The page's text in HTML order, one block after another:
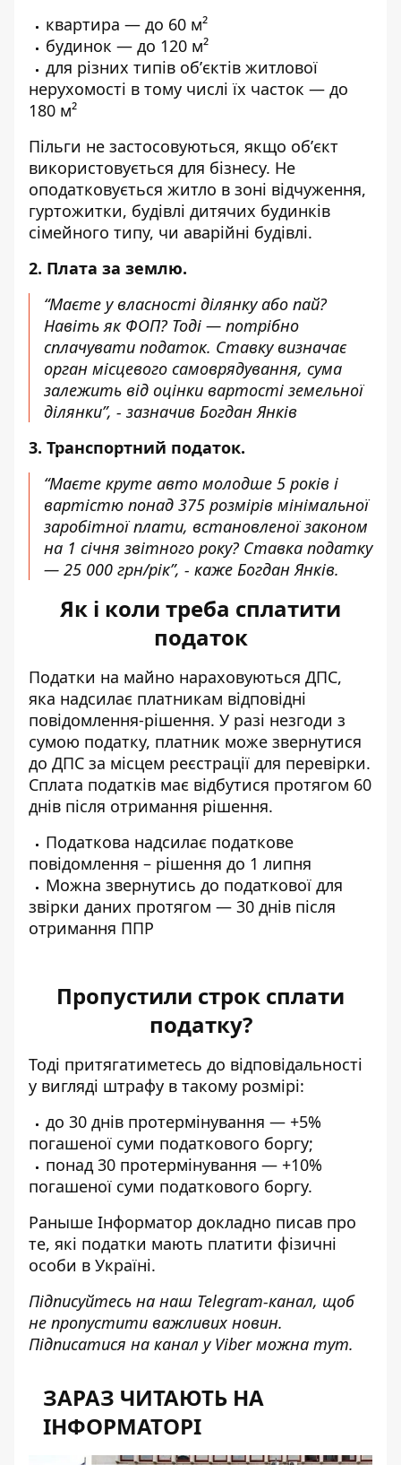
квартира — до 60 м²
будинок — до 120 м²
для різних типів обʼєктів житлової
нерухомості в тому числі їх часток — до
180 м²
Пільги не застосовуються, якщо обʼєкт
використовується для бізнесу. Не
оподатковується житло в зоні відчуження,
гуртожитки, будівлі дитячих будинків
сімейного типу, чи аварійні будівлі.
2. Плата за землю.
“Маєте у власності ділянку або пай?
Навіть як ФОП? Тоді — потрібно
сплачувати податок. Ставку визначає
орган місцевого самоврядування, сума
залежить від оцінки вартості земельної
ділянки”, - зазначив Богдан Янків
3. Транспортний податок.
“Маєте круте авто молодше 5 років і
вартістю понад 375 розмірів мінімальної
заробітної плати, встановленої законом
на 1 січня звітного року? Ставка податку
— 25 000 грн/рік”, - каже Богдан Янків.
Як і коли треба сплатити
податок
Податки на майно нараховуються ДПС,
яка надсилає платникам відповідні
повідомлення-рішення. У разі незгоди з
сумою податку, платник може звернутися
до ДПС за місцем реєстрації для перевірки.
Сплата податків має відбутися протягом 60
днів після отримання рішення.
Податкова надсилає податкове
повідомлення – рішення до 1 липня
Можна звернутись до податкової для
звірки даних протягом — 30 днів після
отримання ППР
Пропустили строк сплати
податку?
Тоді притягатиметесь до відповідальності
у вигляді штрафу в такому розмірі:
до 30 днів протермінування — +5%
погашеної суми податкового боргу;
понад 30 протермінування — +10%
погашеної суми податкового боргу.
Раныше Інформатор докладно писав про
те, які податки мають платити фізичні
особи в Україні.
Підписуйтесь на наш Telegram-канал, щоб
не пропустити важливих новин.
Підписатися на канал у Viber можна тут.
ЗАРАЗ ЧИТАЮТЬ НА
ІНФОРМАТОРІ